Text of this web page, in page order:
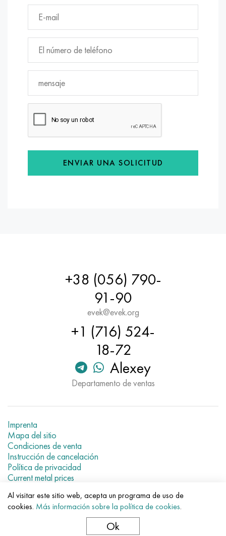
ENVIAR UNA SOLICITUD
+38 (056) 790-
91-90
evek@evek.org
+1 (716) 524-
18-72
Alexey
Departamento de ventas
Imprenta
Mapa del sitio
Condiciones de venta
Instrucción de cancelación
Política de privacidad
Current metal prices
© 2007–2026 «Evek GmbH»
El uso de los materiales de la web sin enlaces directos para el
Al visitar este sitio web, acepta un programa de uso de
cookies. Más información sobre la política de cookies.
Ok